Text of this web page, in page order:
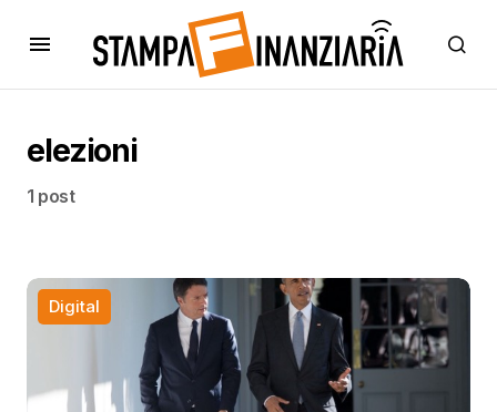
elezioni
1 post
Digital